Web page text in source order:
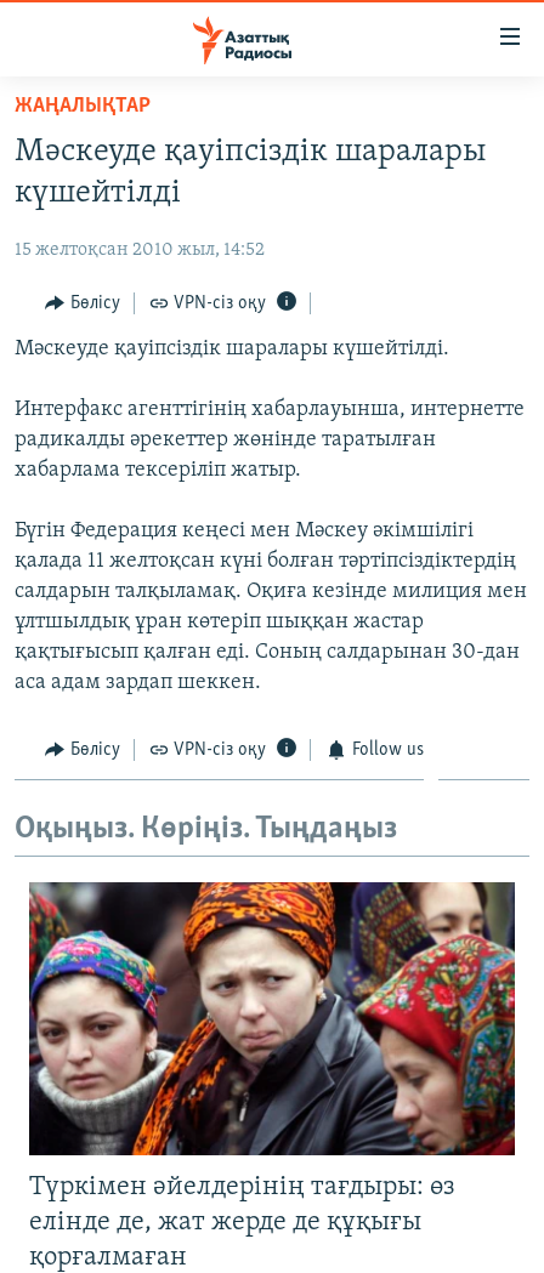
Skip
main
content
Skip
to
Navigation
Skip
Search
AZATTYQTV
ҚАҢТАР ОҚИҒАСЫ
АДАМ ҚҰҚЫҚТАРЫ
ӘЛЕУМЕТ
АРНАЙЫ ЖОБАЛАР
ЖАЗЫЛЫҢЫЗ
Басқа тілдерде
ЖАҢАЛЫҚТАР
Мәскеуде қауіпсіздік шаралары
күшейтілді
15 желтоқсан 2010 жыл, 14:52
Бөлісу VPN-сіз оқу
Мәскеуде қауіпсіздік шаралары күшейтілді.
Интерфакс агенттігінің хабарлауынша, интернетте
радикалды әрекеттер жөнінде таратылған
хабарлама тексеріліп жатыр.
Бүгін Федерация кеңесі мен Мәскеу әкімшілігі
қалада 11 желтоқсан күні болған тәртіпсіздіктердің
салдарын талқыламақ. Оқиға кезінде милиция мен
ұлтшылдық ұран көтеріп шыққан жастар
қақтығысып қалған еді. Соның салдарынан 30-дан
аса адам зардап шеккен.
Бөлісу VPN-сіз оқу Follow us
Оқыңыз. Көріңіз. Тыңдаңыз
Түркімен әйелдерінің тағдыры: өз
елінде де, жат жерде де құқығы
қорғалмаған